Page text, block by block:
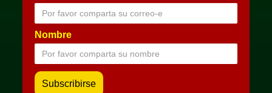
Nombre